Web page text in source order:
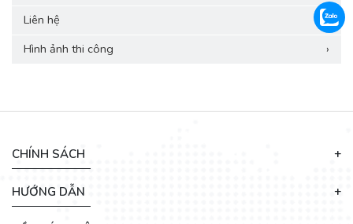
Liên hệ
Hình ảnh thi công
›
CHÍNH SÁCH
HƯỚNG DẪN